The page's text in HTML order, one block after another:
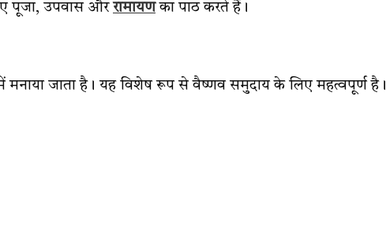
पूजा, उपवास और रामायणका पाठ करते हैं।
मनाया जाता है। यह विशेष रूप से वैष्णव समुदाय के लिए महत्वपूर्ण है।